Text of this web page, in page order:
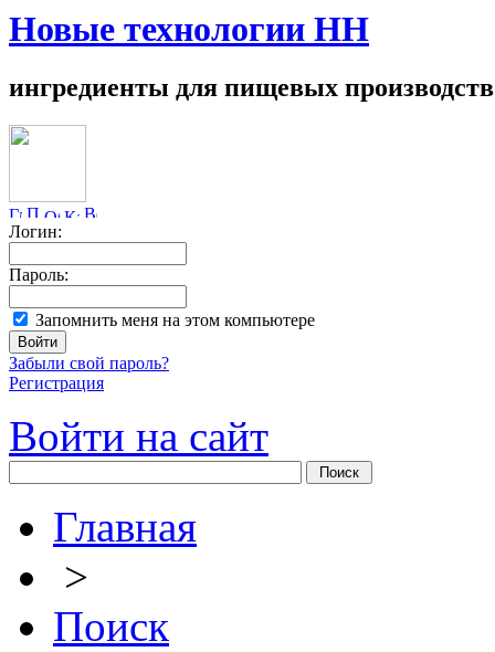
Новые технологии НН
ингредиенты для пищевых производств
Логин:
Пароль:
Запомнить меня на этом компьютере
Забыли свой пароль?
Регистрация
Войти на сайт
Главная
>
Поиск